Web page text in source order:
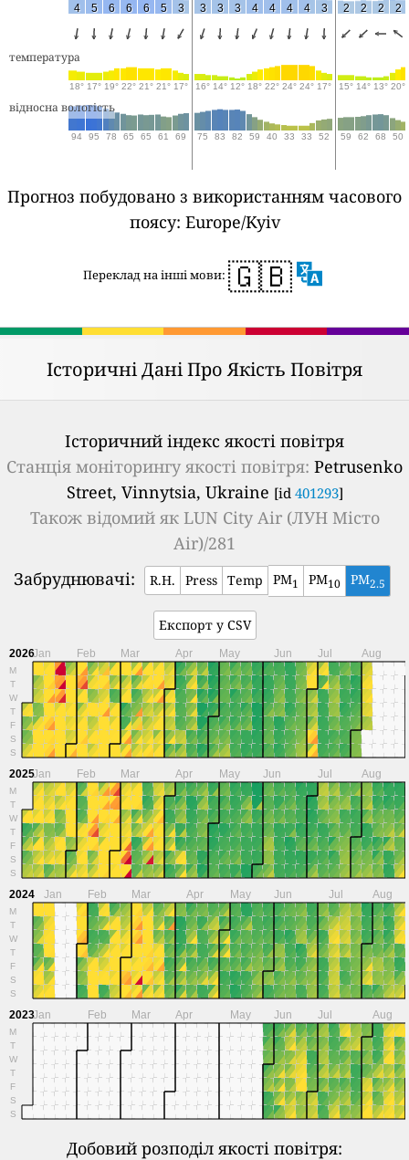
4 5 6 6 6 5 3 3 3 3 4 4 4 4 3 2 2 2 2
температура
18° 17° 19° 22° 21° 21° 17° 16° 14° 12° 18° 22° 24° 24° 17° 15° 14° 13° 20°
відносна вологість
94 95 78 65 65 61 69 75 83 82 59 40 33 33 52 59 62 68 50
Прогноз побудовано з використанням часового
поясу: Europe/Kyiv
Переклад на інші мови: 🇬🇧
Історичні Дані Про Якість Повітря
Історичний індекс якості повітря
Станція моніторингу якості повітря: Petrusenko
Street, Vinnytsia, Ukraine [id 401293]
Також відомий як LUN City Air (ЛУН Місто
Air)/281
Забруднювачі:
R.H. Press Temp PM1 PM10 PM2.5
Експорт у CSV
2026
M
T
W
T
F
S
S
Jan Feb Mar Apr May Jun Jul Aug
2025
M
T
W
T
F
S
S
Jan Feb Mar Apr May Jun Jul Aug
2024
M
T
W
T
F
S
S
Jan Feb Mar Apr May Jun Jul Aug
2023
M
T
W
T
F
S
S
Jan Feb Mar Apr May Jun Jul Aug
Добовий розподіл якості повітря: